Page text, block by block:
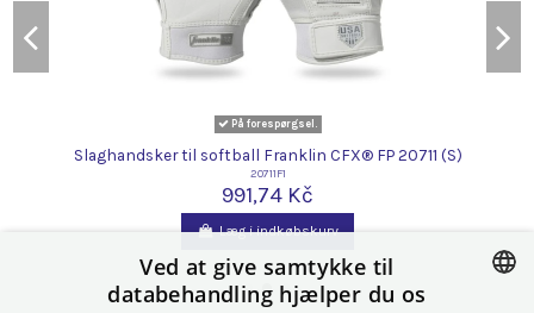
På forespørgsel.
Slaghandsker til softball Franklin CFX® FP 20711 (S)
20711F1
991,74 Kč
Læg i indkøbskurv
Ved at give samtykke til
databehandling hjælper du os